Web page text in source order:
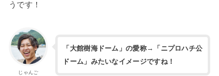
うです！
じゃんご
「大館樹海ドーム」の愛称→「ニプロハチ公
ドーム」みたいなイメージですね！